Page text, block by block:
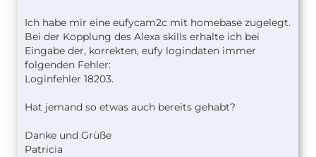
Ich habe mir eine eufycam2c mit homebase zugelegt.
Bei der Kopplung des Alexa skills erhalte ich bei
Eingabe der, korrekten, eufy logindaten immer
folgenden Fehler:
Loginfehler 18203.
Hat jemand so etwas auch bereits gehabt?
Danke und Grüße
Patricia